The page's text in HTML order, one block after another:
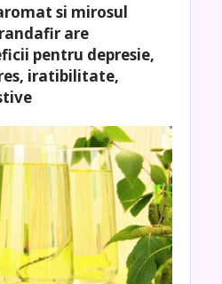
si mirosul
are
pentru depresie,
iratibilitate,